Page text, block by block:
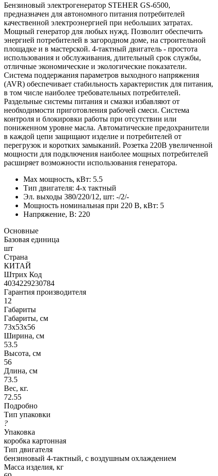
Бензиновый электрогенератор STEHER GS-6500,
предназначен для автономного питания потребителей
качественной электроэнергией при небольших затратах.
Мощный генератор для любых нужд. Позволит обеспечить
энергией потребителей в загородном доме, на строительной
площадке и в мастерской. 4-тактный двигатель - простота
использования и обслуживания, длительный срок службы,
отличные экономические и экологические показатели.
Система поддержания параметров выходного напряжения
(AVR) обеспечивает стабильность характеристик для питания,
в том числе наиболее требовательных потребителей.
Раздельные системы питания и смазки избавляют от
необходимости приготовления рабочей смеси. Система
контроля и блокировки работы при отсутствии или
пониженном уровне масла. Автоматические предохранители
в каждой цепи защищают изделие и потребителей от
перегрузок и коротких замыканий. Розетка 220В увеличенной
мощности для подключения наиболее мощных потребителей
расширяет возможности использования генератора.
Max мощность, кВт: 5.5
Тип двигателя: 4-х тактный
Эл. выходы 380/220/12, шт: -/2/-
Мощность номинальная при 220 В, кВт: 5
Напряжение, В: 220
Основные
Базовая единица
шт
Страна
КИТАЙ
Штрих Код
4034229230784
Гарантия производителя
12
Габариты
Габариты, см
73x53x56
Ширина, см
53.5
Высота, см
56
Длина, см
73.5
Вес, кг.
72.55
Подробно
Тип упаковки
?
Упаковка
коробка картонная
Тип двигателя
бензиновый 4-тактный, с воздушным охлаждением
Масса изделия, кг